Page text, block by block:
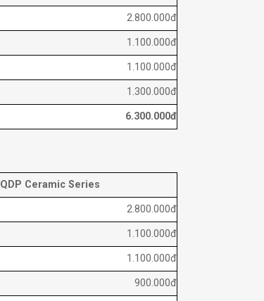
2.800.000đ
1.100.000đ
1.100.000đ
1.300.000đ
6.300.000đ
QDP Ceramic Series
2.800.000đ
1.100.000đ
1.100.000đ
900.000đ